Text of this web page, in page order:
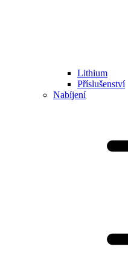
Lithium
Příslušenství
Nabíjení